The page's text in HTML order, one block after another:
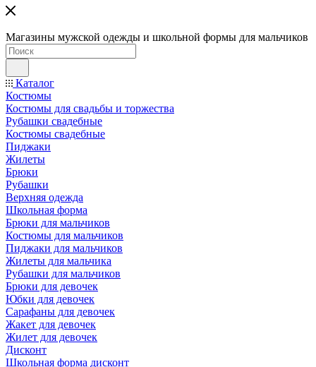
Магазины мужской одежды и школьной формы для мальчиков
Каталог
Костюмы
Костюмы для свадьбы и торжества
Рубашки свадебные
Костюмы свадебные
Пиджаки
Жилеты
Брюки
Рубашки
Верхняя одежда
Школьная форма
Брюки для мальчиков
Костюмы для мальчиков
Пиджаки для мальчиков
Жилеты для мальчика
Рубашки для мальчиков
Брюки для девочек
Юбки для девочек
Сарафаны для девочек
Жакет для девочек
Жилет для девочек
Дисконт
Школьная форма дисконт